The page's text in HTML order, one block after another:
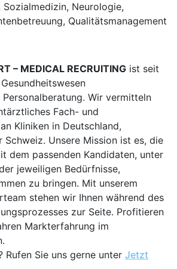
Neurologie,
Qualitätsmanagement
– MEDICAL RECRUITING ist seit
Wir vermitteln
Fach- und
Kliniken in Deutschland,
Schweiz. Unsere Mission ist es, die
dem passenden Kandidaten, unter
jeweiligen Bedürfnisse,
zu bringen. Mit unserem
stehen wir Ihnen während des
zur Seite. Profitieren
Markterfahrung im
Rufen Sie uns gerne unter Jetzt